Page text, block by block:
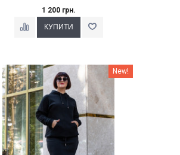
1 200 грн.
Наклейки Варіант з % New!